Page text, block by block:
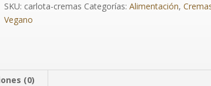
SKU: carlota-cremas Categorías:Alimentación,
Vegano
(0)